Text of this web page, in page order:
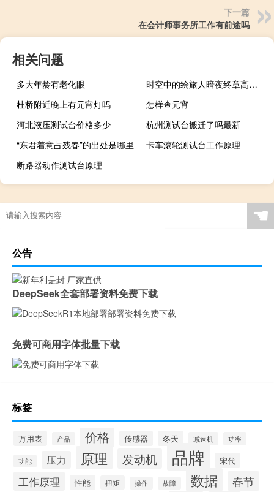
下一篇
在会计师事务所工作有前途吗
相关问题
多大年龄有老化眼
时空中的绘旅人暗夜终章高级魔药配方汇总
杜桥附近晚上有元宵灯吗
怎样查元宵
河北液压测试台价格多少
杭州测试台搬迁了吗最新
“东君着意占残春”的出处是哪里
卡车滚轮测试台工作原理
断路器动作测试台原理
☚
公告
DeepSeek全套部署资料免费下载
免费可商用字体批量下载
标签
万用表 产品 价格 传感器 冬天 减速机 功率
功能 压力 原理 发动机 品牌 宋代
工作原理 性能 扭矩 操作 故障 数据 春节